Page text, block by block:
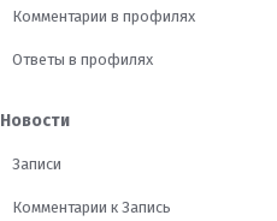
Комментарии в профилях
Ответы в профилях
Новости
Записи
Комментарии к Запись